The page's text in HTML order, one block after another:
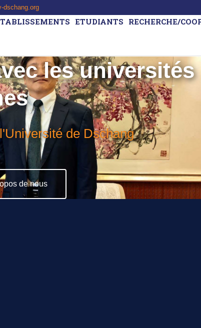
dschang.org
ETUDIANTS RECHERCHE/
les universités
de Dschang
de nous